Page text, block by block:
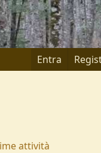
Entra
attività